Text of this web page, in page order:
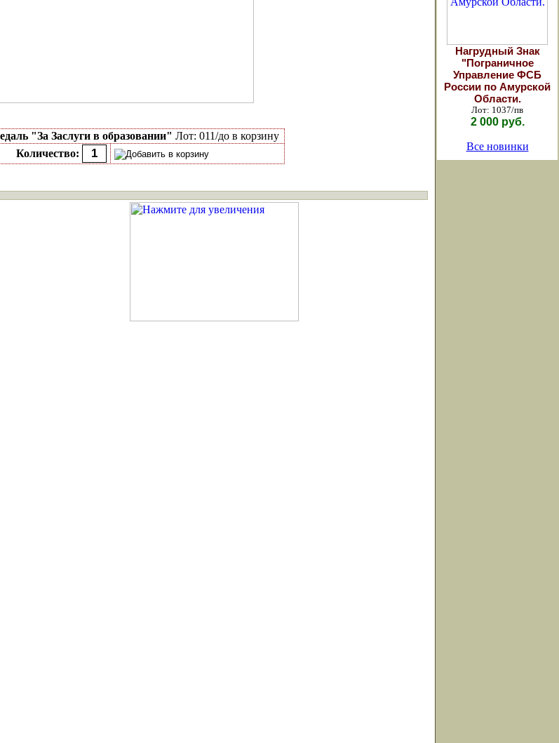
"За Заслуги в образовании" Лот: 011/до в корзину
Количество:
Нагрудный Знак
"Пограничное
Управление ФСБ
России по Амурской
Области.
Лот: 1037/пв
2 000 руб.
Все новинки